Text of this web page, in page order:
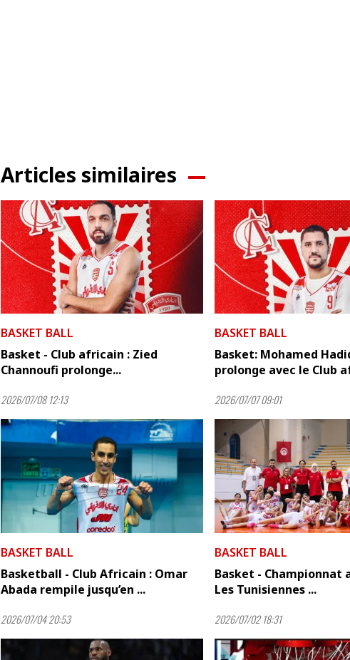
Articles similaires
BASKET BALL
Basket - Club africain : Zied
Channoufi prolonge...
2026/07/08 12:13
BASKET BALL
Basket: Mohamed
prolonge avec le Club
2026/07/07 09:01
BASKET BALL
Basketball - Club Africain : Omar
Abada rempile jusqu’en ...
2026/07/04 20:53
BASKET BALL
Basket - Championnat
Les Tunisiennes ...
2026/07/02 18:31